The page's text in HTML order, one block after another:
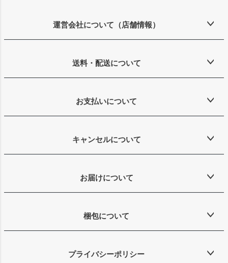
ップ
運営会社について（店舗情報）
送料・配送について
お支払いについて
キャンセルについて
お届けについて
梱包について
プライバシーポリシー